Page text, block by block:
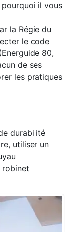
pourquoi il vous
la Régie du
le code
80,
de ses
les pratiques
durabilité
utiliser un
robinet